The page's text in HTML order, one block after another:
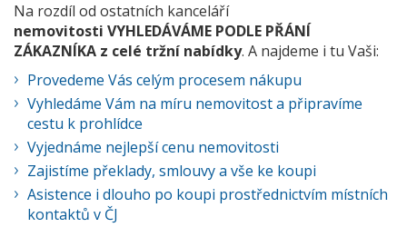
Na rozdíl od ostatních kanceláří
nemovitosti VYHLEDÁVÁME PODLE PŘÁNÍ
ZÁKAZNÍKA z celé tržní nabídky. A najdeme i tu Vaši:
Provedeme Vás celým procesem nákupu
Vyhledáme Vám na míru nemovitost a připravíme
cestu k prohlídce
Vyjednáme nejlepší cenu nemovitosti
Zajistíme překlady, smlouvy a vše ke koupi
Asistence i dlouho po koupi prostřednictvím místních
kontaktů v ČJ